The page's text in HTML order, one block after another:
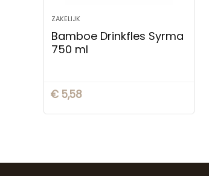
ZAKELIJK
Bamboe Drinkfles Syrma
750 ml
€ 5,58